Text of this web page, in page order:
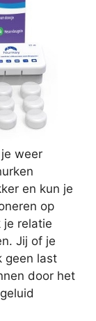
weer
en kun je
op
je relatie
Jij of je
geen last
door het